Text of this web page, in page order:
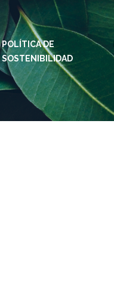
POLÍTICA DE
SOSTENIBILIDAD
EN
SITIOS DE KLABIN
Klabin ForYou
CARREIRAS